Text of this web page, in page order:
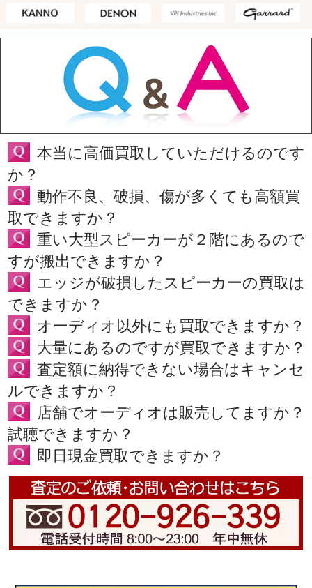
本当に高価買取していただけるのです
か？
動作不良、破損、傷が多くても高額買
取できますか？
重い大型スピーカーが２階にあるので
すが搬出できますか？
エッジが破損したスピーカーの買取は
できますか？
オーディオ以外にも買取できますか？
大量にあるのですが買取できますか？
査定額に納得できない場合はキャンセ
ルできますか？
店舗でオーディオは販売してますか？
試聴できますか？
即日現金買取できますか？